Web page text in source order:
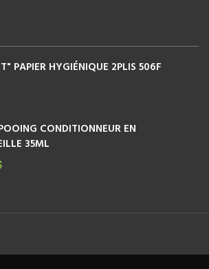
PAPIER HYGIÉNIQUE 2PLIS 506F
CONDITIONNEUR EN
35ML